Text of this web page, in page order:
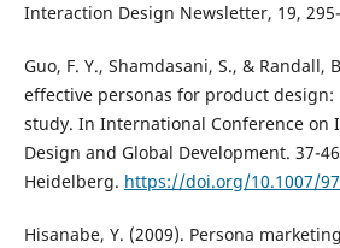
Interaction Design Newsletter, 19,
Guo, F. Y., Shamdasani, S., & Randall,
effective personas for product
study. In International Conference on
Design and Global Development. 37-
Heidelberg. https://doi.org/10.1007/
Hisanabe, Y. (2009). Persona